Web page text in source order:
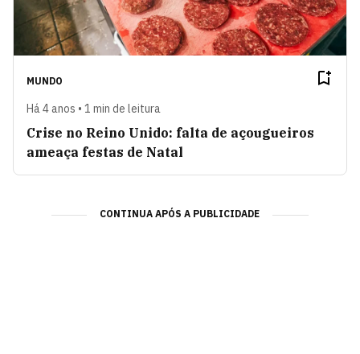
MUNDO
Há 4 anos • 1 min de leitura
Crise no Reino Unido: falta de açougueiros
ameaça festas de Natal
CONTINUA APÓS A PUBLICIDADE